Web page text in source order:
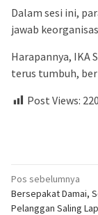
Dalam sesi ini,
jawab
Harapannya, IKA
terus tumbuh,
Post Views: 220
Navigasi
pos
Pos sebelumnya
Bersepakat Damai,
Pelanggan Saling